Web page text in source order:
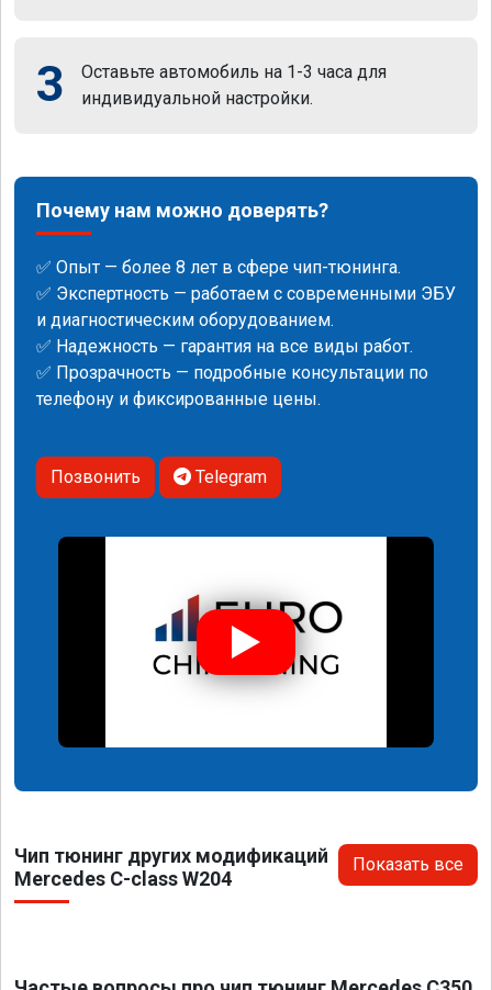
3
Оставьте автомобиль на 1-3 часа для
индивидуальной настройки.
Почему нам можно доверять?
✅ Опыт — более 8 лет в сфере чип-тюнинга.
✅ Экспертность — работаем с современными ЭБУ
и диагностическим оборудованием.
✅ Надежность — гарантия на все виды работ.
✅ Прозрачность — подробные консультации по
телефону и фиксированные цены.
Позвонить Telegram
Чип тюнинг других модификаций
Mercedes C-class W204
Показать все